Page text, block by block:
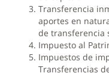
Transferencia
aportes en
de transferencia
Impuesto al
Impuestos de
Transferencias